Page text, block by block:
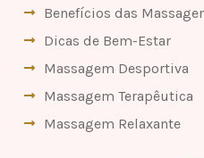
Benefícios das
Dicas de Bem-Estar
Massagem Desportiva
Massagem Terapêutica
Massagem Relaxante